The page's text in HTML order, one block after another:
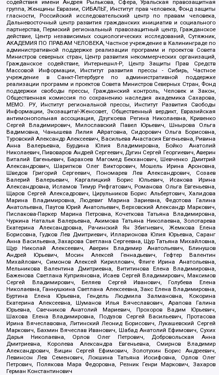
содействия имени Андрея Рылькова, Сфера, Уральская правозащитная
группа, Женщины Евразии, СИБАЛЬТ, Институт прав человека, Фонд защиты
гласности, Российский исследовательский центр по правам человека,
Дальневосточный центр развития гражданских инициатив и социального
партнерства, Пермский региональный правозащитный центр, Гражданское
действие, Центр независимых социологических исследований, Сутяжник,
АКАДЕМИЯ ПО ПРАВАМ ЧЕЛОВЕКА, Частное учреждение в Калининграде по
административной поддержке реализации программ и проектов Совета
Министров северных стран, Центр развития некоммерческих организаций,
Гражданское содействие, Интернешнл-Р, Центр Защиты Прав Средств
Массовой Информации, Институт развития прессы - Сибирь, Частное
учреждение в Санкт-Петербурге по административной поддержке
реализации программ и проектов Совета Министров Северных Стран, Фонд
поддержки свободы прессы, Гражданский контроль, Человек и Закон,
Общественная комиссия по сохранению наследия академика Сахарова,
МЕМО. РУ, Институт региональной прессы, Институт Развития Свободы
Информации, Экозащита!-Женсовет, Общественный вердикт, Евразийская
антимонопольная ассоциация, Дзугкоева Регина Николаевна, Кривенко
Сергей Владимирович, Милославский Павел Юрьевич, Шнырова Ольга
Вадимовна, Чанышева Лилия Айратовна, Сидорович Ольга Борисовна,
Туровский Александр Алексеевич, Васильева Анастасия Евгеньевна, Ривина
Анна Валерьевна, Бурдина Юлия Владимировна, Бойко Анатолий
Николаевич, Пивоваров Андрей Сергеевич, Дугин Сергей Георгиевич, Аверин
Виталий Евгеньевич, Барахоев Магомед Бекханович, Шевченко Дмитрий
Александрович, Шарипков Олег Викторович, Мошель Ирина Ароновна,
Шведов Григорий Сергеевич, Пономарев Лев Александрович, Созаев
Валерий Валерьевич, Каргалицкий Борис Юльевич, Исакова Ирина
Александровна, Исламов Тимур Рифгатович, Романова Ольга Евгеньевна,
Щаров Сергей Алексадрович, Цирульников Борис Альбертович, Халидова
Марина Владимировна, Людевиг Марина Зариевна, Федотова Галина
Анатольевна, Паутов Юрий Анатольевич, Верховский Александр Маркович,
Пислакова-Паркер Марина Петровна, Кочеткова Татьяна Владимировна,
Чуркина Наталья Валерьевна, Акимова Татьяна Николаевна, Золотарева
Екатерина Александровна, Рачинский Ян Збигневич, Жемкова Елена
Борисовна, Гудков Лев Дмитриевич, Илларионова Юлия Юрьевна, Саранг
Анна Васильевна, Захарова Светлана Сергеевна, Щур Татьяна Михайловна,
Щур Николай Алексеевич, Аверин Владимир Анатольевич, Блинушов
Андрей Юрьевич, Мосин Алексей Геннадьевич, Гефтер Валентин
Михайлович, Симонов Алексей Кириллович, Флиге Ирина Анатольевна,
Мельникова Валентина Дмитриевна, Вититинова Елена Владимировна,
Баженова Светлана Куприяновна, Исаев Сергей Владимирович, Максимов
Сергей Владимирович, Беляев Сергей Иванович, Голубева Елена
Николаевна, Ганнушкина Светлана Алексеевна, Закс Елена Владимировна,
Буртина Елена Юрьевна, Гендель Людмила Залмановна, Кокорина
Екатерина Алексеевна, Шуманов Илья Вячеславович, Арапова Галина
Юрьевна, Свечников Анатолий Мариевич, Прохоров Вадим Юрьевич,
Шахова Елена Владимировна, Подузов Сергей Васильевич, Протасова
Ирина Вячеславовна, Литинский Леонид Борисович, Лукашевский Сергей
Маркович, Бахмин Вячеслав Иванович, Шабад Анатолий Ефимович, Сухих
Дарья Николаевна, Орлов Олег Петрович, Добровольская Анна
Дмитриевна, Королева Александра Евгеньевна, Смирнов Владимир
Александрович, Вицин Сергей Ефимович, Золотухин Борис Андреевич,
Левинсон Лев Семенович, Локшина Татьяна Иосифовна, Орлов Олег
Петрович, Полякова Мара Федоровна, Резник Генри Маркович, Захаров
Герман Константинович